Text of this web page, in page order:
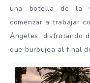
una botella de la
comenzar a trabajar
Ángeles, disfrutando
que burbujea al final